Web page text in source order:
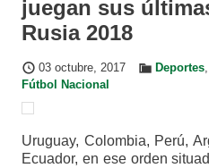
juegan sus
Rusia 2018
03 octubre, 2017 Deportes,
Fútbol Nacional
Uruguay, Colombia, Perú,
Ecuador, en ese orden